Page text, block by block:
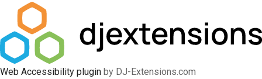
Web Accessibility plugin by DJ-Extensions.com